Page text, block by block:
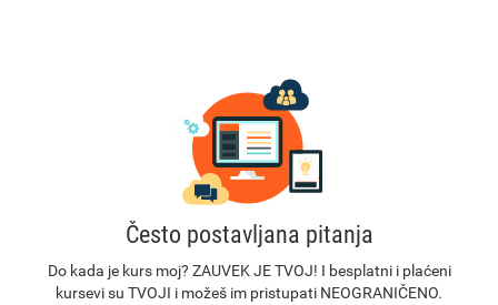
Često postavljana pitanja
Do kada je kurs moj? ZAUVEK JE TVOJ! I besplatni i plaćeni
kursevi su TVOJI i možeš im pristupati NEOGRANIČENO.